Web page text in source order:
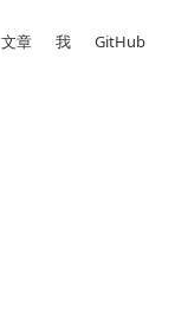
文章 我 GitHub